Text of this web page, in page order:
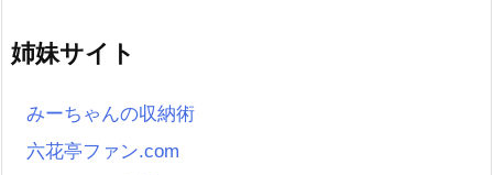
姉妹サイト
みーちゃんの収納術
六花亭ファン.com